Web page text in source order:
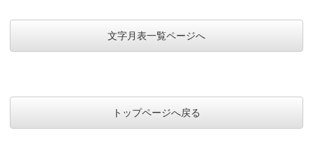
文字月表一覧ページへ
トップページへ戻る